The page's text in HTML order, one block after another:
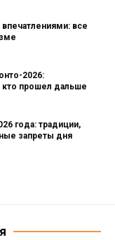
все
2026:
кто прошел дальше
года: традиции,
запреты дня